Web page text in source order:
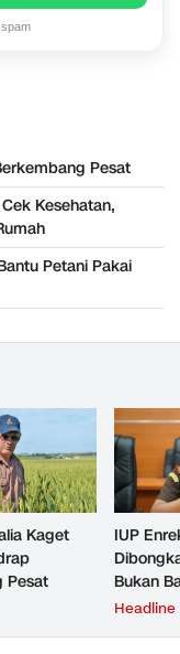
Pesat
Kesehatan,
Petani Pakai
Kaget
Pesat
IUP
Bukan
Jejak
Headline